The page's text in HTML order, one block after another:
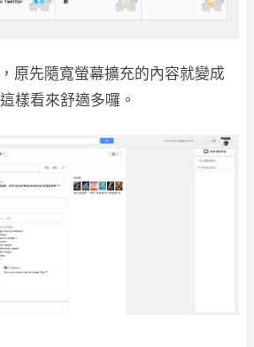
原先隨寬螢幕擴充的內容就變成
樣看來舒適多囉。